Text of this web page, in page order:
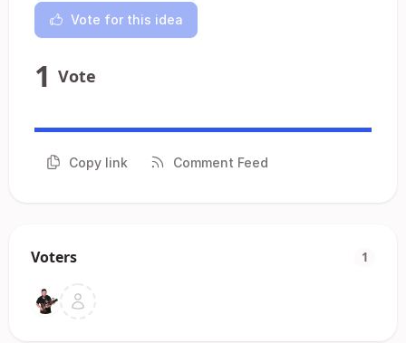
Vote for this idea
1 Vote
Copy link Comment Feed
Voters 1